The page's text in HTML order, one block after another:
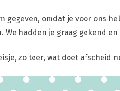
gegeven, omdat je voor ons
We hadden je graag gekend
zo teer, wat doet afscheid